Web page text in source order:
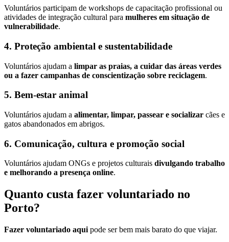
Voluntários participam de workshops de capacitação profissional ou
atividades de integração cultural para mulheres em situação de
vulnerabilidade.
4. Proteção ambiental e sustentabilidade
Voluntários ajudam a limpar as praias, a cuidar das áreas verdes
ou a fazer campanhas de conscientização sobre reciclagem.
5. Bem-estar animal
Voluntários ajudam a alimentar, limpar, passear e socializar cães e
gatos abandonados em abrigos.
6. Comunicação, cultura e promoção social
Voluntários ajudam ONGs e projetos culturais divulgando trabalho
e melhorando a presença online.
Quanto custa fazer voluntariado no
Porto?
Fazer voluntariado aqui pode ser bem mais barato do que viajar.